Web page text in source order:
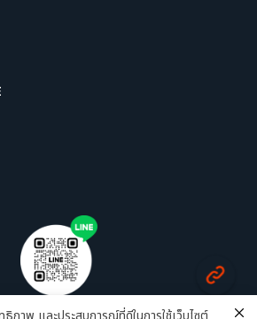
@grandprix.group